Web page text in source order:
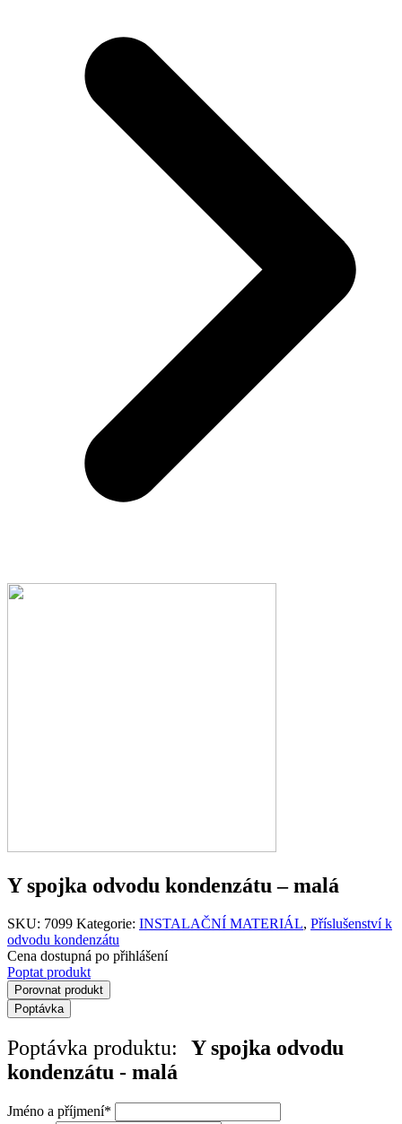
Y spojka odvodu kondenzátu – malá
SKU: 7099 Kategorie: INSTALAČNÍ MATERIÁL, Příslušenství k
odvodu kondenzátu
Cena dostupná po přihlášení
Poptat produkt
Porovnat produkt
Poptávka
Poptávka produktu:
Y spojka odvodu
kondenzátu - malá
Jméno a příjmení*